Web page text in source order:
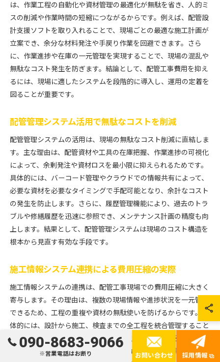
は、作業工程の自動化や資材管理の最適化が無駄を省き、人的ミ
スの削減や作業時間の短縮につながるからです。例えば、配管設
計支援ソフトを取り入れることで、現場ごとの最適な施工計画が
立案でき、余分な材料発注や手戻り作業を回避できます。さら
に、作業進捗や在庫の一元管理を実現することで、現場の混乱や
無駄なコスト発生を防ぎます。結論として、配管工事費用を抑え
るには、現場に適したシステムを段階的に導入し、運用の定着を
図ることが重要です。
配管管理システム活用で無駄なコストを削減
配管管理システムの活用は、現場の無駄なコスト削減に直結しま
す。主な理由は、配管資材や工具の在庫把握、作業進捗の可視化
によって、余剰発注や資材ロスを最小限に抑えられるためです。
具体的には、バーコード管理やクラウドでの情報共有によって、
必要な資材を必要なタイミングで手配可能となり、余計なコスト
の発生を防止します。さらに、履歴管理機能により、過去のトラ
ブルや修繕履歴を迅速に参照でき、メンテナンス計画の精度も向
上します。結果として、配管管理システムは現場のコスト構造を
根本から見直す有効な手段です。
施工情報システム連携による費用圧縮の実際
施工情報システムの連携は、配管工事現場での費用圧縮に大きく
寄与します。その理由は、複数の現場情報や進捗状況を一元管理
できるため、工程の重複や資材の無駄使いを防げるからです。具
体的には、設計から施工、検査までの全工程を統合管理すること
で、現場間の連携ミスや手戻り作業を削減できます。例えば、設
計変更がリアルタイムで現場に反映されることで、無駄な工事や
090-8683-9066
※営業電話はお断り お問い合わせ 採用情報